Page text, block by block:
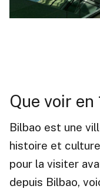
Que voir en
Bilbao est une
histoire et
pour la visiter
depuis Bilbao,